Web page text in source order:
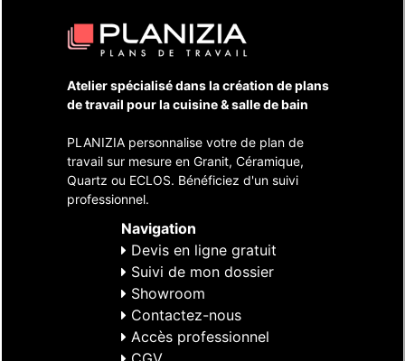
Atelier spécialisé dans la création de plans
de travail pour la cuisine & salle de bain
PLANIZIA personnalise votre de plan de
travail sur mesure en Granit, Céramique,
Quartz ou ECLOS. Bénéficiez d'un suivi
professionnel.
Navigation
Devis en ligne gratuit
Suivi de mon dossier
Showroom
Contactez-nous
Accès professionnel